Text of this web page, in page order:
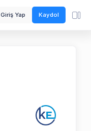
Giriş Yap Kaydol